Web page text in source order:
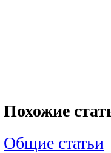
Похожие
Общие статьи